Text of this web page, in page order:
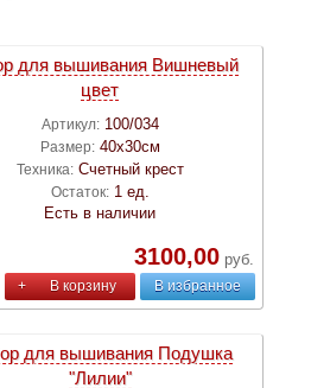
для вышивания Вишневый
цвет
Артикул: 100/034
Размер: 40х30см
Техника: Счетный крест
Остаток: 1 ед.
Есть в наличии
3100,00руб.
+ В корзину В избранное
для вышивания Подушка
"Лилии"